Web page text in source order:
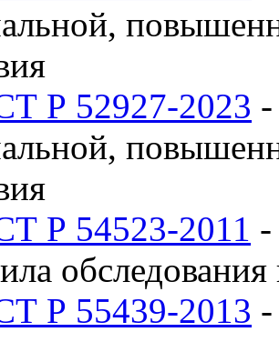
Р 52927-2023
Р 54523-2011 -
Р 55439-2013